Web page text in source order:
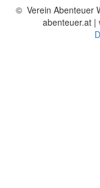
© Verein Abenteuer
abenteuer.at |